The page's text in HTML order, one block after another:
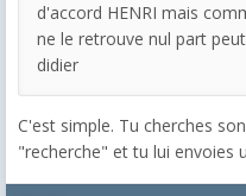
d'accord HENRI mais
ne le retrouve nul part
didier
C'est simple. Tu cherches
"recherche" et tu lui envoies